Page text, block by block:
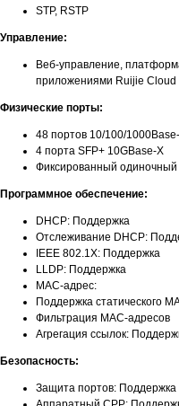
STP, RSTP
Управление:
Веб-управление,
приложениями Ruijie Cloud
Физические порты:
48 портов 10/100/
4 порта SFP+ 10GBase-X
Фиксированный одиночный
Программное обеспечение:
DHCP: Поддержка
Отслеживание DHCP:
IEEE 802.1X: Поддержка
LLDP: Поддержка
MAC-адрес:
Поддержка статического
Фильтрация MAC-адресов
Агрегация ссылок:
Безопасность:
Защита портов: Поддержка